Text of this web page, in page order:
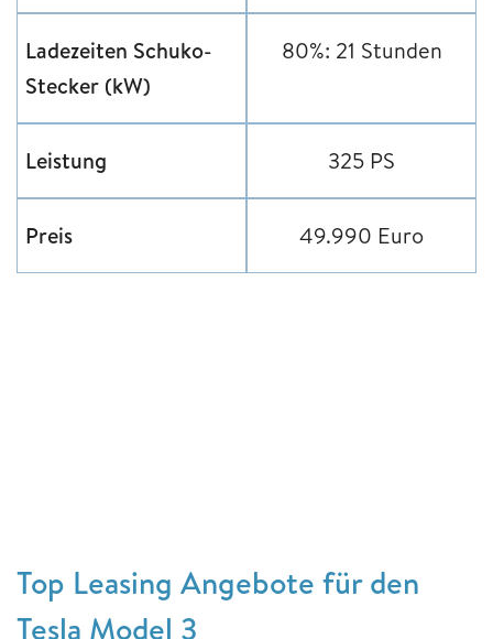
Ladezeiten Schuko-
Stecker (kW)
80%: 21 Stunden
Leistung 325 PS
Preis 49.990 Euro
Top Leasing Angebote für den
Tesla Model 3